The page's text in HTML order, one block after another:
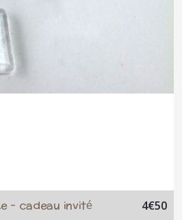
- cadeau invité 4€50